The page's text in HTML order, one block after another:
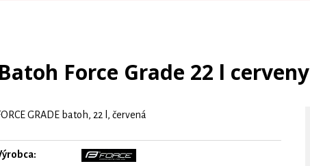
Force Grade 22 l cerveny
GRADE batoh, 22 l, červená